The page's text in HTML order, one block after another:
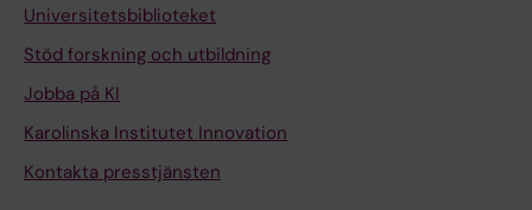
Universitetsbiblioteket
Stöd forskning och utbildning
Jobba på KI
Karolinska Institutet Innovation
Kontakta presstjänsten